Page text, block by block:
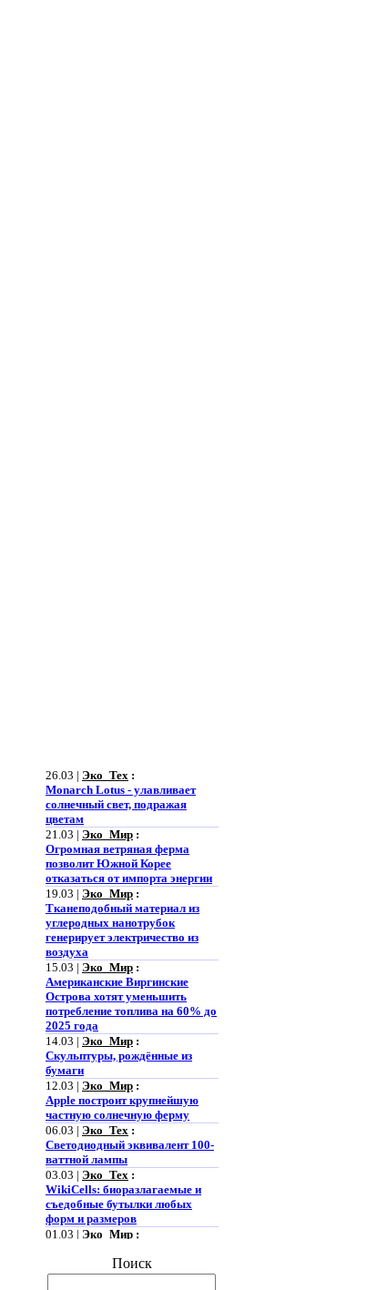
26.03 | Эко_Тех
Monarch Lotus - улавливает
солнечный свет, подражая
цветам
21.03 |Эко_Мир:
Огромная ветряная ферма
позволит Южной Корее
отказаться от импорта энергии
19.03 |Эко_Мир:
Тканеподобный материал из
углеродных нанотрубок
генерирует электричество из
воздуха
15.03 |Эко_Мир:
Американские Виргинские
Острова хотят уменьшить
потребление топлива на 60% до
2025 года
14.03 |Эко_Мир:
Скульптуры, рождённые из
бумаги
12.03 |Эко_Мир:
Apple построит крупнейшую
частную солнечную ферму
06.03 |Эко_Тех:
Светодиодный эквивалент 100-
ваттной лампы
03.03 |Эко_Тех:
WikiCells: биоразлагаемые и
съедобные бутылки любых
форм и размеров
01.03 |Эко_Мир:
Представлена
гидроаккумулирующая
электростанция нового типа
Поиск